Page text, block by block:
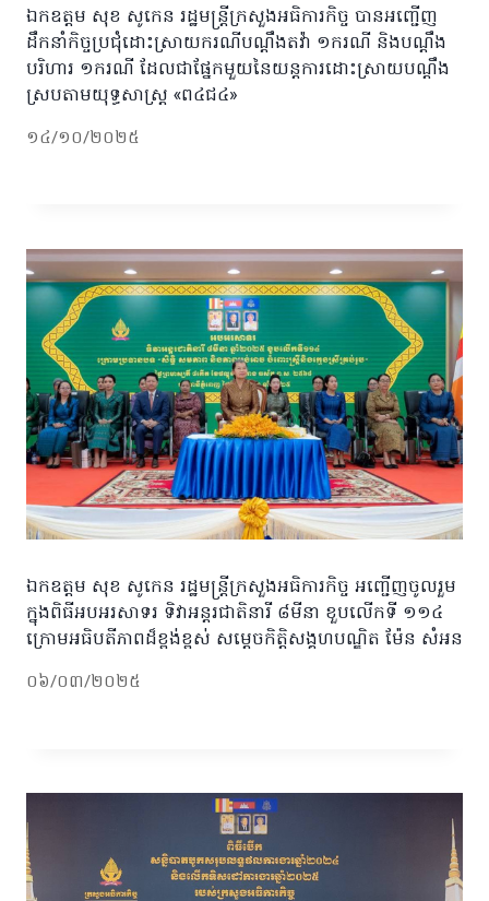
ឯកឧត្តម សុខ សូកេន រដ្ឋមន្រ្តីក្រសួងអធិការកិច្ច បានអញ្ជើញ
ដឹកនាំកិច្ចប្រជុំដោះស្រាយករណីបណ្ដឹងតវ៉ា ១ករណី និងបណ្ដឹង
បរិហារ ១ករណី ដែលជាផ្នែកមួយនៃយន្ដការដោះស្រាយបណ្ដឹង
ស្របតាមយុទ្ធសាស្ត្រ «ព៤ជ៤»
១៤/១០/២០២៥
ឯកឧត្តម សុខ សូកេន រដ្ឋមន្រ្តីក្រសួងអធិការកិច្ច អញ្ជើញចូលរួម
ក្នុងពិធីអបអរសាទរ ទិវាអន្តរជាតិនារី ៨មីនា ខួបលើកទី ១១៤
ក្រោមអធិបតីភាពដ៏ខ្ពង់ខ្ពស់ សម្តេចកិត្តិសង្គហបណ្ឌិត ម៉ែន សំអន
០៦/០៣/២០២៥